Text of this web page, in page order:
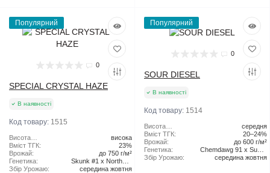
Популярний
0
SPECIAL CRYSTAL HAZE
В наявності
Код товару: 1515
Висота
рослини:
висока
Вміст ТГК:
23%
Врожай:
до 750 г/м²
Генетика:
Skunk #1 x Northern
Lights x Haze
Збір Урожаю: середина жовтня
Популярний
0
SOUR DIESEL
В наявності
Код товару: 1514
Висота
рослини:
середня
Вміст ТГК:
20–24%
Врожай:
до 600 г/м²
Генетика:
Chemdawg 91 x Super
Skunk
Збір Урожаю: середина жовтня